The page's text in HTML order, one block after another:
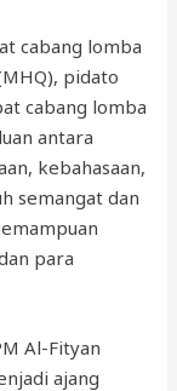
cabang lomba
pidato
cabang lomba
antara
kebahasaan,
semangat dan
para
Al-Fityan
ajang